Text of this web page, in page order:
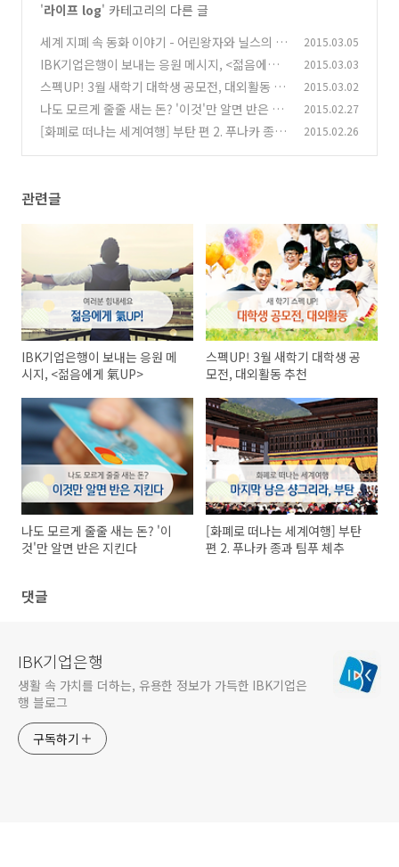
'라이프 log' 카테고리의 다른 글
세계 지폐 속 동화 이야기 - 어린왕자와 닐스의 모
험 (0)
2015.03.05
IBK기업은행이 보내는 응원 메시지, <젊음에게
氣UP> (4)
2015.03.03
스펙UP! 3월 새학기 대학생 공모전, 대외활동 추
천 (0)
2015.03.02
나도 모르게 줄줄 새는 돈? '이것'만 알면 반은 지
킨다
(0)
2015.02.27
[화폐로 떠나는 세계여행] 부탄 편 2. 푸나카 종과
2015.02.26
관련글
IBK기업은행이 보내는 응원 메
시지, <젊음에게 氣UP>
스펙UP! 3월 새학기 대학생 공
모전, 대외활동 추천
나도 모르게 줄줄 새는 돈? '이
것'만 알면 반은 지킨다
[화폐로 떠나는 세계여행] 부탄
편 2. 푸나카 종과 팀푸 체추
댓글
IBK기업은행
생활 속 가치를 더하는, 유용한 정보가 가득한 IBK기업은
행 블로그
구독하기